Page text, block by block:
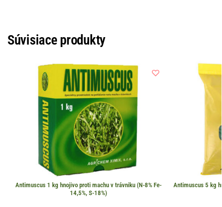
Súvisiace produkty
Antimuscus 1 kg hnojivo proti machu v trávniku (N-8% Fe-
14,5%, S-18%)
Antimuscus 5 kg